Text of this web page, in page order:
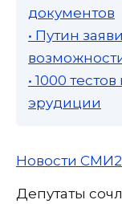
документов
• Путин
• 1000
эрудиции
Новости СМИ2
Депутаты